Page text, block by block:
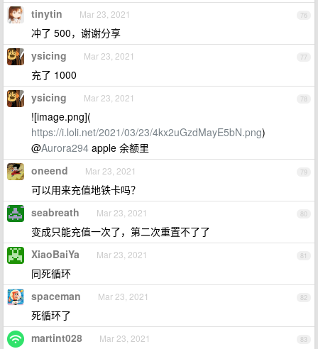
76
tinytin Mar 23, 2021
冲了 500，谢谢分享
77
ysicing Mar 23, 2021
充了 1000
78
ysicing Mar 23, 2021
![image.png](
https://i.loli.net/2021/03/23/4kx2uGzdMayE5bN.png)
@Aurora294 apple 余额里
79
oneend Mar 23, 2021
可以用来充值地铁卡吗？
80
seabreath Mar 23, 2021
变成只能充值一次了，第二次重置不了了
81
XiaoBaiYa Mar 23, 2021
同死循环
82
spaceman Mar 23, 2021
死循环了
83
martint028 Mar 23, 2021